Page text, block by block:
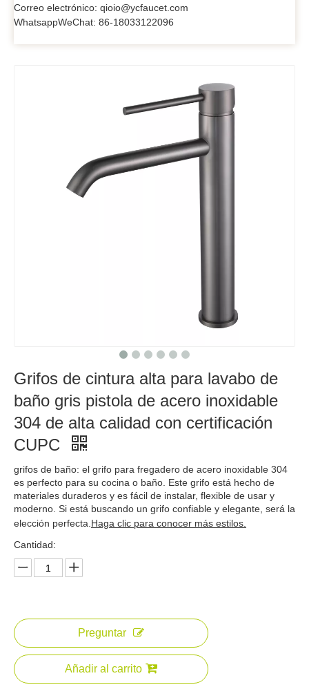
Correo electrónico: qioio@ycfaucet.com
WhatsappWeChat: 86-18033122096
Grifos de cintura alta para lavabo de
baño gris pistola de acero inoxidable
304 de alta calidad con certificación
CUPC
grifos de baño: el grifo para fregadero de acero inoxidable 304
es perfecto para su cocina o baño. Este grifo está hecho de
materiales duraderos y es fácil de instalar, flexible de usar y
moderno. Si está buscando un grifo confiable y elegante, será la
elección perfecta.Haga clic para conocer más estilos.
Cantidad:
Preguntar
Añadir al carrito